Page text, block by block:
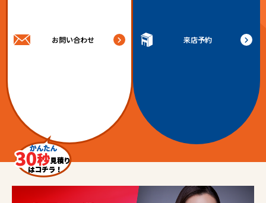
お問い合わせ 来店予約